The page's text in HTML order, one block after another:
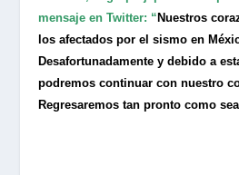
mensaje en Twitter: “ Nuestros
los afectados por el sismo en
Desafortunadamente y debido a
podremos continuar con nuestro
Regresaremos tan pronto como